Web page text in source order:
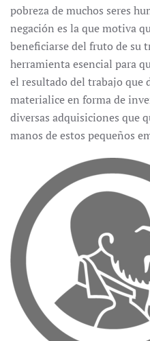
pobreza de muchos seres
negación es la que motiva
beneficiarse del fruto de su
herramienta esencial para
el resultado del trabajo que
materialice en forma de
diversas adquisiciones que
manos de estos pequeños